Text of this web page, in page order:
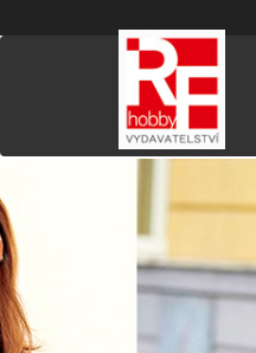
na
. | SRPNOVÁ